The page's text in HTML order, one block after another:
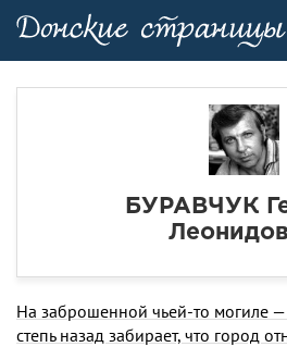
БУРАВЧУК
На заброшенной чьей-то могиле
степь назад забирает, что город